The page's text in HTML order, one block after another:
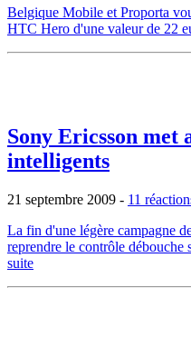
Belgique Mobile et Proporta
HTC Hero d'une valeur de 22
Sony Ericsson met
intelligents
21 septembre 2009 - 11
La fin d'une légère campagne
reprendre le contrôle débouche
suite